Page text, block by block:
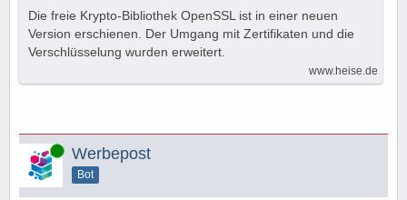
Die freie Krypto-Bibliothek OpenSSL ist in einer neuen
Version erschienen. Der Umgang mit Zertifikaten und die
Verschlüsselung wurden erweitert.
www.heise.de
Online Werbepost
Bot